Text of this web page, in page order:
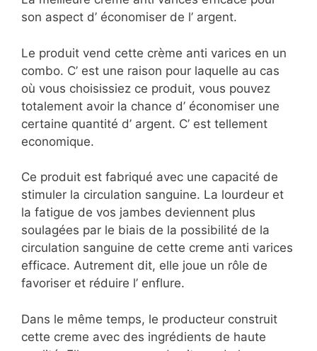
son aspect d’ économiser de l’ argent.
Le produit vend cette crème anti varices en un
combo. C’ est une raison pour laquelle au cas
où vous choisissiez ce produit, vous pouvez
totalement avoir la chance d’ économiser une
certaine quantité d’ argent. C’ est tellement
economique.
Ce produit est fabriqué avec une capacité de
stimuler la circulation sanguine. La lourdeur et
la fatigue de vos jambes deviennent plus
soulagées par le biais de la possibilité de la
circulation sanguine de cette creme anti varices
efficace. Autrement dit, elle joue un rôle de
favoriser et réduire l’ enflure.
Dans le même temps, le producteur construit
cette creme avec des ingrédients de haute